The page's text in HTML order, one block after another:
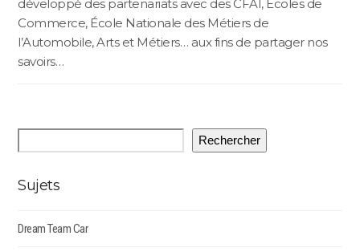
développé des partenariats avec des CFAI, Écoles de
Commerce, École Nationale des Métiers de
l’Automobile, Arts et Métiers… aux fins de partager nos
savoirs…
Rechercher
Sujets
Dream Team Car